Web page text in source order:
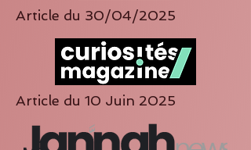
Article du 30/04/2025
Article du 10 Juin 2025